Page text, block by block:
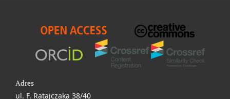
Adres
ul. F. Ratajczaka 38/40